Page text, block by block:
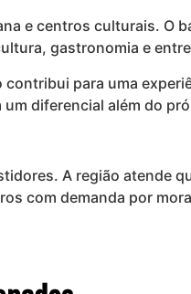
e centros culturais. O
gastronomia e
para uma
diferencial além do
A região atende
com demanda por